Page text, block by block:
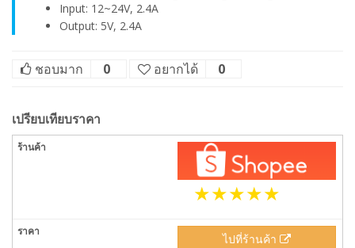
Input: 12~24V, 2.4A
Output: 5V, 2.4A
ชอบมาก 0 อยากได้ 0
เปรียบเทียบราคา
ไปที่ร้านค้า